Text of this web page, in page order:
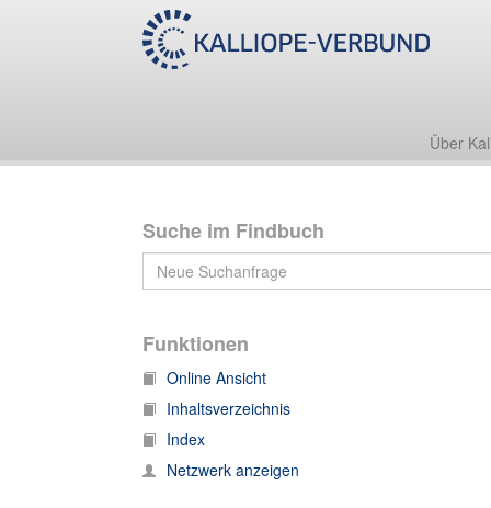
Über
Suche im Findbuch
Funktionen
Online Ansicht
Inhaltsverzeichnis
Index
Netzwerk anzeigen
Nachlass Karl Wilhelm Bücher
Nachlass Karl Bücher 183A
Nachlass Karl Bücher 183A, Sammlungen,